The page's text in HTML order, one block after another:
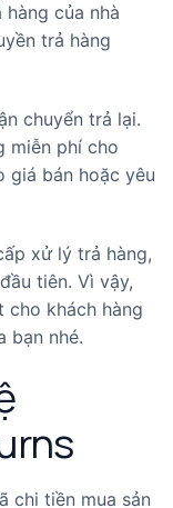
của nhà
trả hàng
chuyển trả lại.
miễn phí cho
giá bán hoặc yêu
xử lý trả hàng,
tiên. Vì vậy,
khách hàng
bạn nhé.
chi tiền mua sản